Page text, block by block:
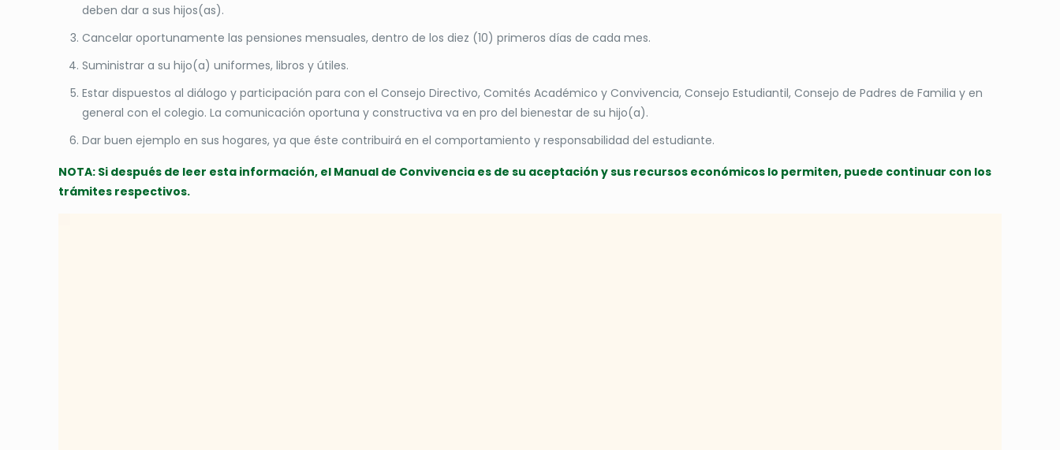
deben dar a sus hijos(as).
Cancelar oportunamente las pensiones mensuales, dentro de los diez (10) primeros días de cada mes.
Suministrar a su hijo(a) uniformes, libros y útiles.
Estar dispuestos al diálogo y participación para con el Consejo Directivo, Comités Académico y Convivencia, Consejo Estudiantil, Consejo de Padres de Familia y en
general con el colegio. La comunicación oportuna y constructiva va en pro del bienestar de su hijo(a).
Dar buen ejemplo en sus hogares, ya que éste contribuirá en el comportamiento y responsabilidad del estudiante.
NOTA: Si después de leer esta información, el Manual de Convivencia es de su aceptación y sus recursos económicos lo permiten, puede continuar con los
trámites respectivos.